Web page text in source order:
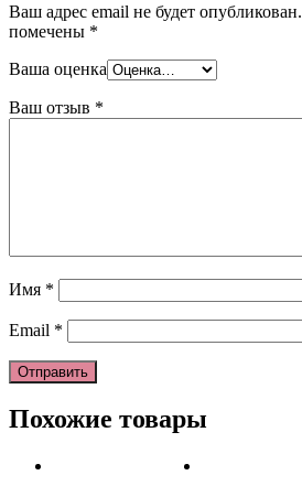
Ваш адрес email не будет опубликован.
помечены *
Ваша оценка
Ваш отзыв *
Имя *
Email *
Похожие товары